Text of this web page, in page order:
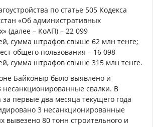
по статье 505 Кодекса
«Об административных
(далее – КоАП) – 22 099
сумма штрафов свыше 62 млн тенге;
общего пользования – 16 098
сумма штрафов свыше 315 млн тенге.
Байконыр было выявлено и
свалки. В
первые два месяца текущего года
3 несанкционированные
вывезено 80 тонн строительного и